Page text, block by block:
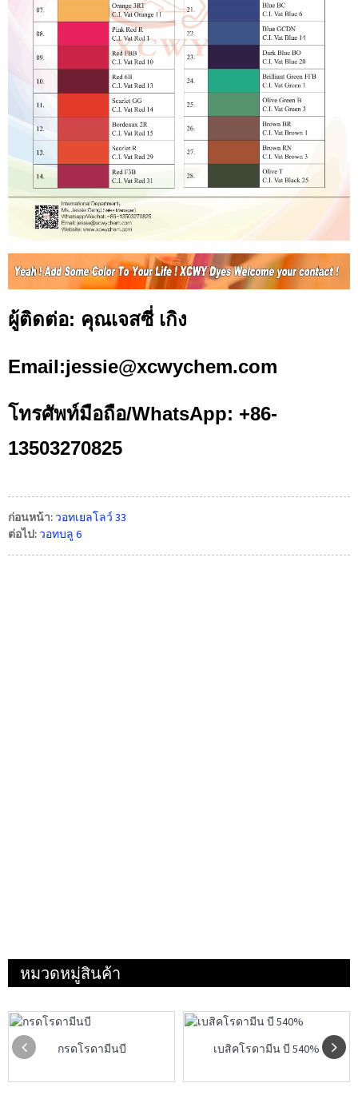
ผู้ติดต่อ: คุณเจสซี่ เกิง
Email:jessie@xcwychem.com
โทรศัพท์มือถือ/WhatsApp: +86-
13503270825
ก่อนหน้า:วอทเยลโลว์ 33
ต่อไป:วอทบลู 6
หมวดหมู่สินค้า
กรดโรดามีนบี เบสิคโรดามีน บี 540%